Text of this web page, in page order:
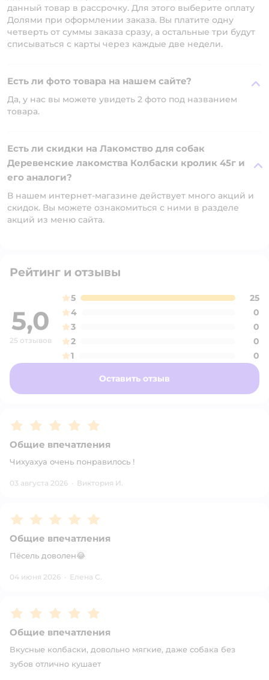
данный товар в рассрочку. Для этого выберите оплату
Долями при оформлении заказа. Вы платите одну
четверть от суммы заказа сразу, а остальные три будут
списываться с карты через каждые две недели.
Есть ли фото товара на нашем сайте?
Да, у нас вы можете увидеть 2 фото под названием
товара.
Есть ли скидки на Лакомство для собак
Деревенские лакомства Колбаски кролик 45г и
его аналоги?
В нашем интернет-магазине действует много акций и
скидок. Вы можете ознакомиться с ними в разделе
акций из меню сайта.
Рейтинг и отзывы
5,0
25 отзывов
5
25
4
0
3
0
2
0
1
0
Оставить отзыв
Рейтинг:5
Общие впечатления
Чихуахуа очень понравилось !
03 августа 2026 · Виктория И.
Рейтинг:5
Общие впечатления
Пёсель доволен😂
04 июня 2026 · Елена С.
Рейтинг:5
Общие впечатления
Вкусные колбаски, довольно мягкие, даже собака без
зубов отлично кушает